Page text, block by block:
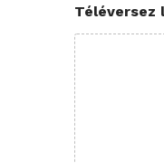
s
Téléversez